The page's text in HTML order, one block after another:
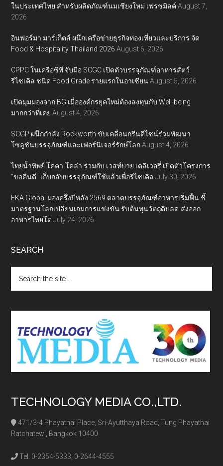
ในประเทศไทย สำหรับผลิตภัณฑ์นมเชียงใหม่ เฟรชมิลค์ August 7,
2026
อินฟอร์มา มาร์เก็ตส์ ผนึกเครือข่ายธุรกิจท่องเที่ยวและบริการ จัด
Food & Hospitality Thailand 2026 August 6, 2026
CPPC ในเครือซีพี จับมือ SCGC เปิดตัวบรรจุภัณฑ์อาหารสัตว์
รีไซเคิล ชนิด Food Grade รายแรกในอาเซียน August 5, 2026
เปิดมุมมองจาก BG เมื่อองค์กรยุคใหม่ต้องลงทุนกับ Well-being
มากกว่าที่เคย August 4, 2026
SCGP ผนึกกำลัง Rockworth ขับเคลื่อนกรีนดีไซน์ร่วมพัฒนา
โซลูชันบรรจุภัณฑ์และเฟอร์นิเจอร์รักษ์โลก August 4, 2026
ไทยน้ำทิพย์ โคคา-โคล่า ร่วมกับ เวสท์บาย เดลิเวอรี่ เปิดตัวโครงการ
“ขอคืนดี” เก็บกลับบรรจุภัณฑ์ใช้แล้วเพื่อรีไซเคิล July 30, 2026
EKA Global มองครึ่งปีหลัง 2569 ตลาดบรรจุภัณฑ์อาหารเริ่มฟื้น ชี้
มาตรฐานโลกเปลี่ยนเกมการแข่งขัน รับต้นทุนวัตถุดิบลด-ส่งออก
อาหารไทยโต July 24, 2026
SEARCH
the
TECHNOLOGY MEDIA CO.,LTD.
471/3-4 Phayathai Place, Sri-Ayutthaya Road, Tung Phayathai
Ratchatewi, Bangkok 10400
Tel. 0-2354-5333, 0-2644-4555